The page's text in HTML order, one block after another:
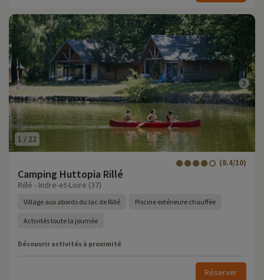
1 / 22
Camping Huttopia Rillé
(8.4/10)
Rillé - Indre-et-Loire (37)
Village aux abords du lac de Rillé Piscine extérieure chauffée
Activités toute la journée
Découvrir activités à proximité
Réserver